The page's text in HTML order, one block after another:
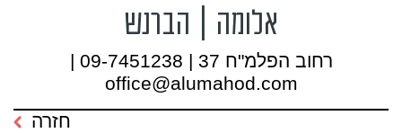
אלומה | הברנש
רחוב הפלמ"ח 37 | 09-7451238 |
office@alumahod.com
חזרה